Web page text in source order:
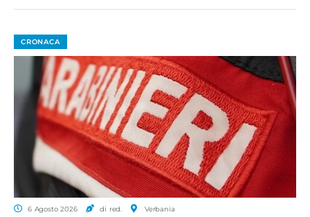
CRONACA
6 Agosto 2026 di red. Verbania